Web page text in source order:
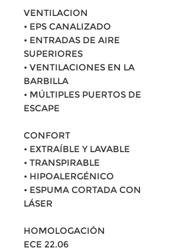
VENTILACION
• EPS CANALIZADO
• ENTRADAS DE AIRE
SUPERIORES
• VENTILACIONES EN LA
BARBILLA
• MÚLTIPLES PUERTOS DE
ESCAPE
CONFORT
• EXTRAÍBLE Y LAVABLE
• TRANSPIRABLE
• HIPOALERGÉNICO
• ESPUMA CORTADA CON
LÁSER
HOMOLOGACIÓN
ECE 22.06